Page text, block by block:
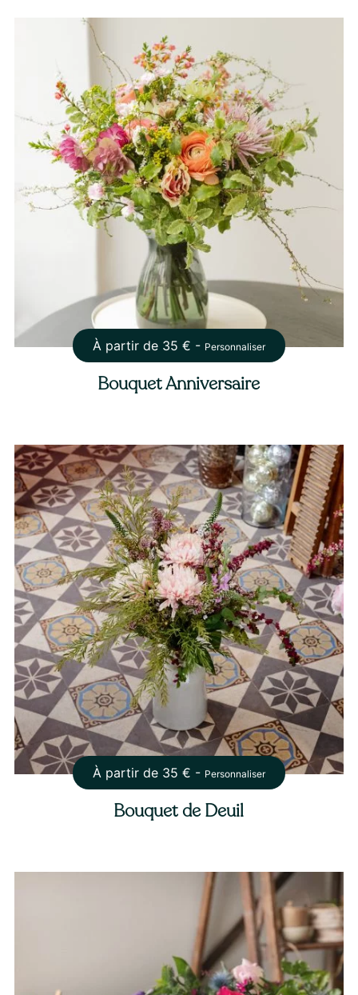
À partir de 35 € - Personnaliser
Bouquet Anniversaire
À partir de 35 € - Personnaliser
Bouquet de Deuil